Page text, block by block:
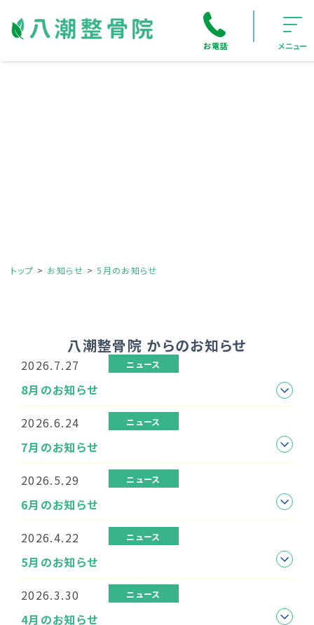
お電話 メニュー
トップ お知らせ 5月のお知らせ
八潮整骨院 からのお知らせ
2026.7.27 ニュース
8月のお知らせ
2026.6.24
ニュース
7月のお知らせ
2026.5.29
ニュース
6月のお知らせ
2026.4.22
ニュース
5月のお知らせ
2026.3.30
ニュース
4月のお知らせ